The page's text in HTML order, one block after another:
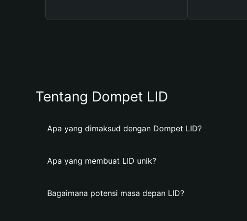
Tentang Dompet LID
Apa yang dimaksud dengan Dompet LID?
Apa yang membuat LID unik?
Bagaimana potensi masa depan LID?